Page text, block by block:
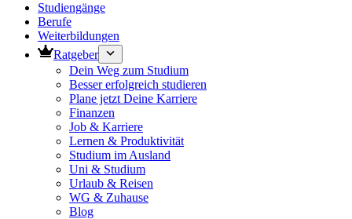
Studiengänge
Berufe
Weiterbildungen
Ratgeber
Dein Weg zum Studium
Besser erfolgreich studieren
Plane jetzt Deine Karriere
Finanzen
Job & Karriere
Lernen & Produktivität
Studium im Ausland
Uni & Studium
Urlaub & Reisen
WG & Zuhause
Blog